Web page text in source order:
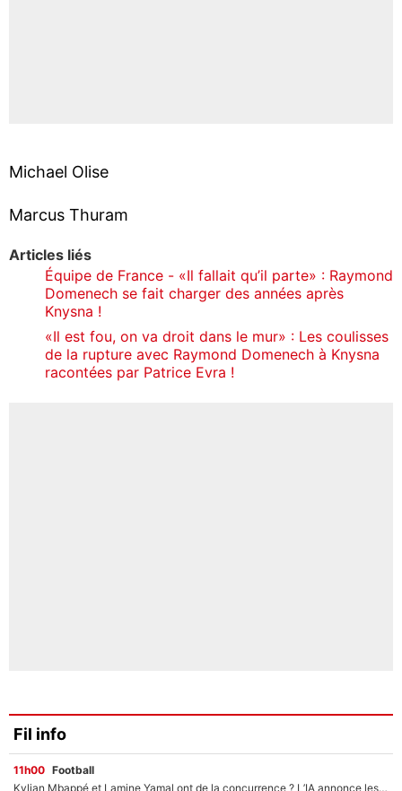
Michael Olise
Marcus Thuram
Articles liés
Équipe de France - «Il fallait qu’il parte» : Raymond
Domenech se fait charger des années après
Knysna !
«Il est fou, on va droit dans le mur» : Les coulisses
de la rupture avec Raymond Domenech à Knysna
racontées par Patrice Evra !
Fil info
11h00 Football
Kylian Mbappé et Lamine Yamal ont de la concurrence ? L’IA annonce les 5 joueurs qui vont dominer le football dans les années à venir !